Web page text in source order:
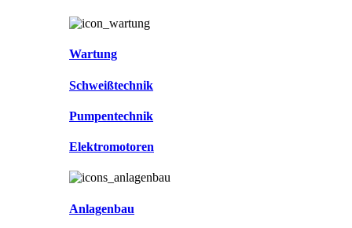
Wartung
Schweißtechnik
Pumpentechnik
Elektromotoren
Anlagenbau